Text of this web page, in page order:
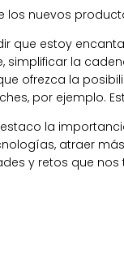
los nuevos
que estoy
simplificar la
ofrezca la
por ejemplo.
la
atraer
y retos que